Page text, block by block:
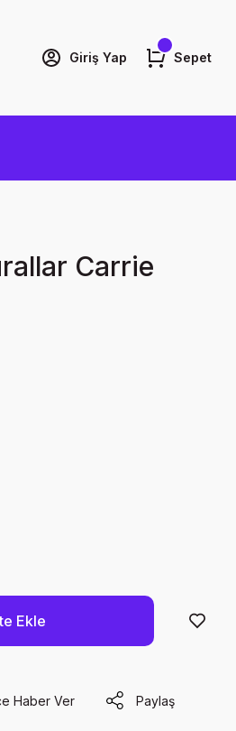
Giriş Yap Sepet
Carrie
Ekle
Haber Ver Paylaş